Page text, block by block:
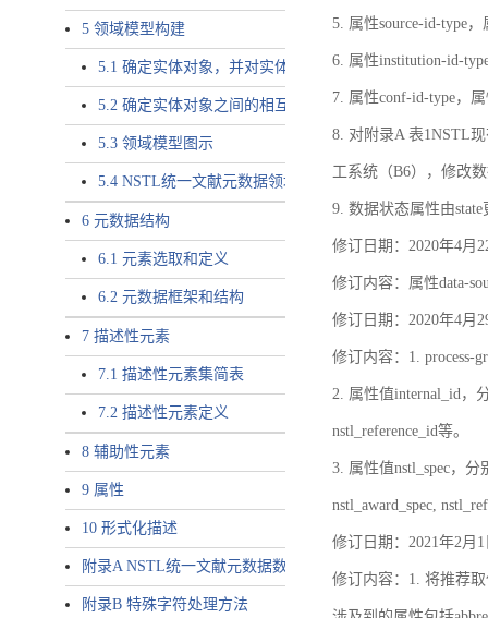
5 领域模型构建
5.1 确定实体对象，并对实体对象命名
5.2 确定实体对象之间的相互关系，定义实体对象之间的
5.3 领域模型图示
5.4 NSTL统一文献元数据领域模型的验证
6 元数据结构
6.1 元素选取和定义
6.2 元数据框架和结构
7 描述性元素
7.1 描述性元素集简表
7.2 描述性元素定义
8 辅助性元素
9 属性
10 形式化描述
附录A NSTL统一文献元数据数据唯一标识符规则
附录B 特殊字符处理方法
5. 属性source-id-type
6. 属性institution-id-
7. 属性conf-id-type，
8. 对附录A 表1NSTL
工系统（B6），修改
9. 数据状态属性由state
修订日期：2020年4月
修订内容：属性data-
修订日期：2020年4月
修订内容：1. process-
2. 属性值internal_id，
nstl_reference_id等。
3. 属性值nstl_spec，分
nstl_award_spec,
修订日期：2021年2月1
修订内容：1. 将推荐